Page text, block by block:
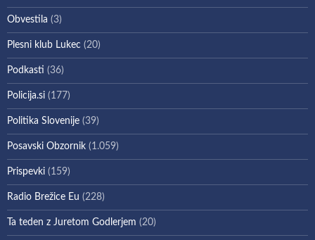
Obvestila (3)
Plesni klub Lukec (20)
Podkasti (36)
Policija.si (177)
Politika Slovenije (39)
Posavski Obzornik (1.059)
Prispevki (159)
Radio Brežice Eu (228)
Ta teden z Juretom Godlerjem (20)